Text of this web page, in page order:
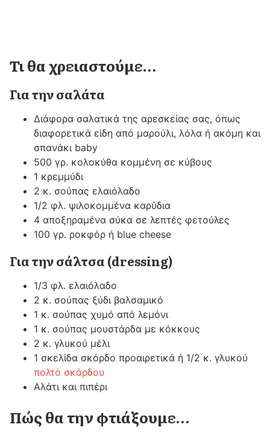
Τι θα χρειαστούμε…
Για την σαλάτα
Διάφορα σαλατικά της αρεσκείας σας, όπως
διαφορετικά είδη από μαρούλι, λόλα ή ακόμη και
σπανάκι baby
500 γρ. κολοκύθα κομμένη σε κύβους
1 κρεμμύδι
2 κ. σούπας ελαιόλαδο
1/2 φλ. ψιλοκομμένα καρύδια
4 αποξηραμένα σύκα σε λεπτές φετούλες
100 γρ. ροκφόρ ή blue cheese
Για την σάλτσα (dressing)
1/3 φλ. ελαιόλαδο
2 κ. σούπας ξύδι βαλσαμικό
1 κ. σούπας χυμό από λεμόνι
1 κ. σούπας μουστάρδα με κόκκους
2 κ. γλυκού μέλι
1 σκελίδα σκόρδο προαιρετικά ή 1/2 κ. γλυκού
πολτό σκόρδου
Αλάτι και πιπέρι
Πώς θα την φτιάξουμε…